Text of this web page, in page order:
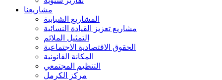
مشاريعنا
المشاريع الشبابية
مشاريع تعزيز القيادة النسائية
التمثيل الملائم
الحقوق الاقتصادية الاجتماعية
المكانة القانونية
التنظيم المجتمعي
مركز الكرمل